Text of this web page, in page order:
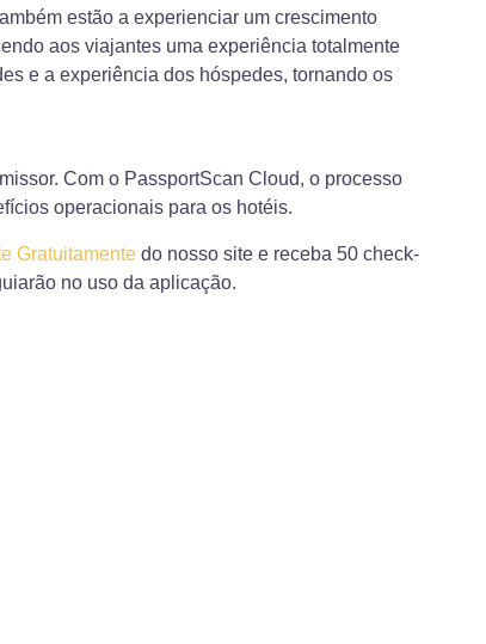
estão a experienciar um crescimento
aos viajantes uma experiência totalmente
e a experiência dos hóspedes, tornando os
Com o PassportScan Cloud, o processo
operacionais para os hotéis.
Gratuitamente do nosso site e receba 50 check-
no uso da aplicação.